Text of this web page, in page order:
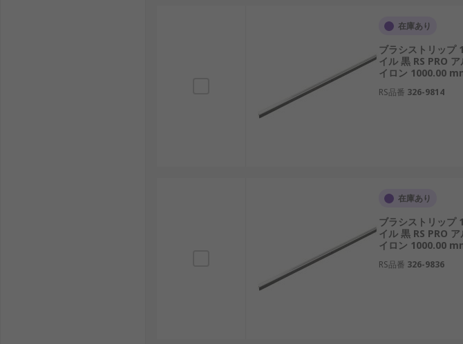
在庫あり
ブラシストリップ
イル 黒 RS PRO
イロン 1000.00
RS品番 326-9814
在庫あり
ブラシストリップ
イル 黒 RS PRO
イロン 1000.00
RS品番 326-9836